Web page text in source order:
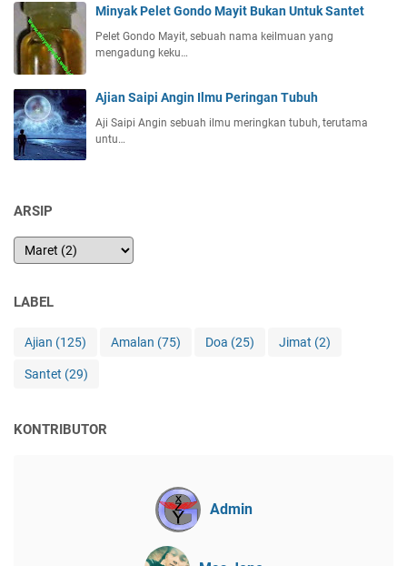
Minyak Pelet Gondo Mayit Bukan Untuk Santet
Pelet Gondo Mayit, sebuah nama keilmuan yang
mengadung keku…
Ajian Saipi Angin Ilmu Peringan Tubuh
Aji Saipi Angin sebuah ilmu meringkan tubuh, terutama
untu…
ARSIP
LABEL
Ajian (125) Amalan (75) Doa (25) Jimat (2)
Santet (29)
KONTRIBUTOR
Admin